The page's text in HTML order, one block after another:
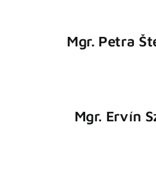
Mgr. Petra
Mgr. Ervín